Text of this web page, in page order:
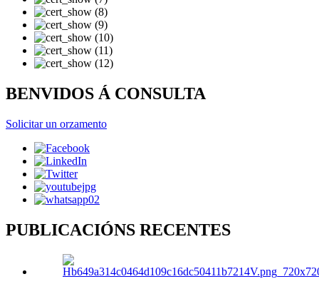
BENVIDOS Á CONSULTA
Solicitar un orzamento
PUBLICACIÓNS RECENTES